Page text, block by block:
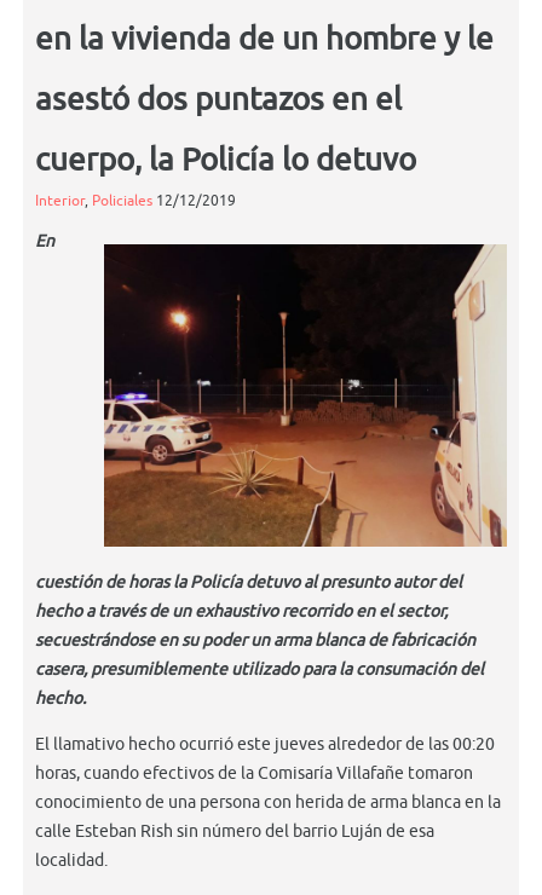
en la vivienda de un hombre y le
asestó dos puntazos en el
cuerpo, la Policía lo detuvo
Interior, Policiales 12/12/2019
En
cuestión de horas la Policía detuvo al presunto autor del
hecho a través de un exhaustivo recorrido en el sector,
secuestrándose en su poder un arma blanca de fabricación
casera, presumiblemente utilizado para la consumación del
hecho.
El llamativo hecho ocurrió este jueves alrededor de las 00:20
horas, cuando efectivos de la Comisaría Villafañe tomaron
conocimiento de una persona con herida de arma blanca en la
calle Esteban Rish sin número del barrio Luján de esa
localidad.